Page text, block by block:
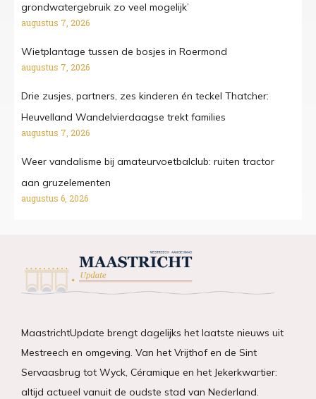
grondwatergebruik zo veel mogelijk’
augustus 7, 2026
Wietplantage tussen de bosjes in Roermond
augustus 7, 2026
Drie zusjes, partners, zes kinderen én teckel Thatcher:
Heuvelland Wandelvierdaagse trekt families
augustus 7, 2026
Weer vandalisme bij amateurvoetbalclub: ruiten tractor
aan gruzelementen
augustus 6, 2026
MaastrichtUpdate brengt dagelijks het laatste nieuws uit
Mestreech en omgeving. Van het Vrijthof en de Sint
Servaasbrug tot Wyck, Céramique en het Jekerkwartier:
altijd actueel vanuit de oudste stad van Nederland.